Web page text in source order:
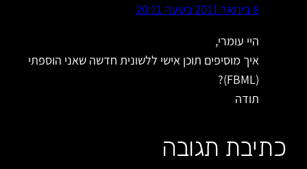
8 בינואר 2011 בשעה 20:11
היי עומרי,
איך מוסיפים תוכן אישי ללשונית חדשה שאני הוספתי
תודה
כתיבת תגובה